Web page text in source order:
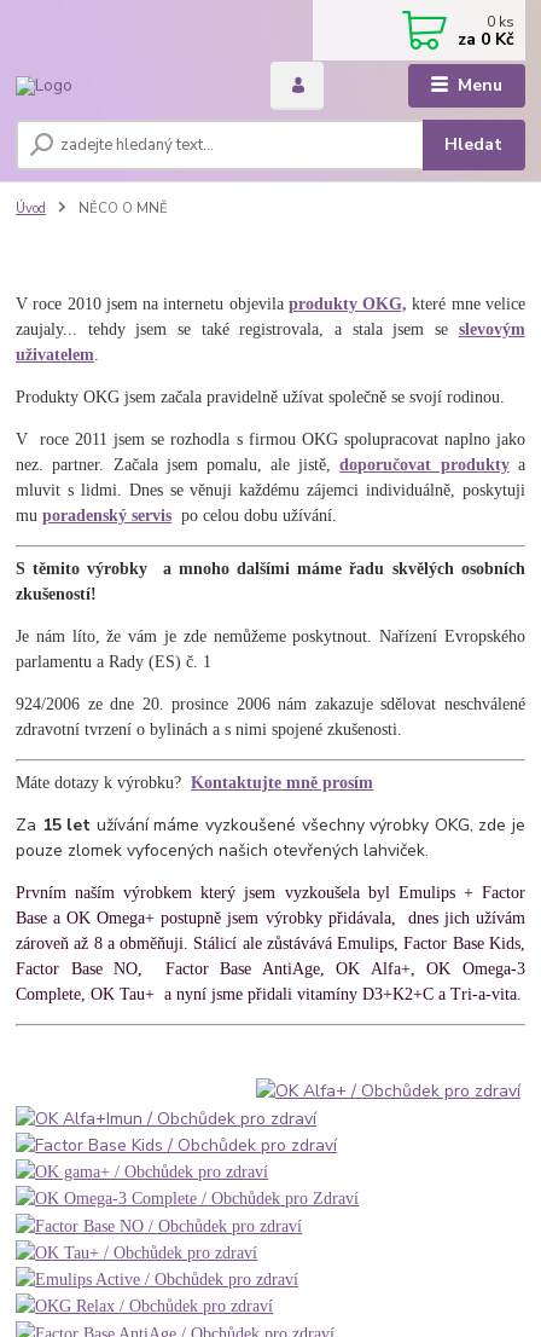
Menu
Hledat
0 ks
za 0 Kč
Úvod NĚCO O MNĚ
V roce 2010 jsem na internetu objevila produkty OKG, které mne velice
zaujaly... tehdy jsem se také registrovala, a stala jsem se slevovým
uživatelem.
Produkty OKG jsem začala pravidelně užívat společně se svojí rodinou.
V roce 2011 jsem se rozhodla s firmou OKG spolupracovat naplno jako
nez. partner. Začala jsem pomalu, ale jistě,doporučovat produktya
mluvit s lidmi. Dnes se věnuji každému zájemci individuálně, poskytuji
muporadenský servis po celou dobu užívání.
S těmitovýrobky a mnoho dalšími máme řadu skvělých osobních
zkušeností!
Je nám líto, že vám je zde nemůžeme poskytnout. Nařízení Evropského
parlamentu a Rady (ES) č. 1
924/2006 ze dne 20. prosince 2006 nám zakazuje sdělovat neschválené
zdravotní tvrzení o bylinách a s nimi spojené zkušenosti.
Máte dotazy k výrobku? Kontaktujte mně prosím
Za 15 let užívání máme vyzkoušené všechny výrobky OKG, zde je
pouze zlomek vyfocených našich otevřených lahviček.
Prvním naším výrobkem který jsem vyzkoušela byl Emulips + Factor
Base a OK Omega+postupně jsem výrobky přidávala, dnes jich užívám
zároveň až 8 a obměňuji. Stálicí ale zůstávává Emulips, Factor Base Kids,
Factor Base NO, Factor Base AntiAge, OK Alfa+, OK Omega-3
Complete, OK Tau+ a nyní jsme přidali vitamíny D3+K2+C a Tri-a-vita.